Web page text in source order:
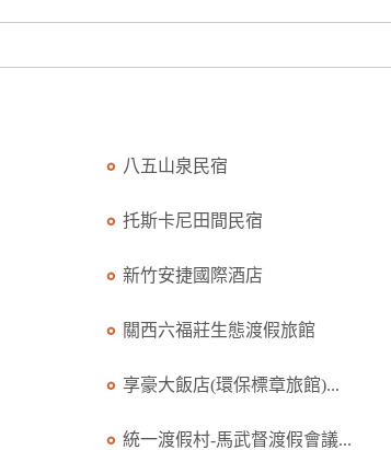
八五山泉民宿
托斯卡尼田間民宿
新竹安捷國際酒店
關西六福莊生態渡假旅館
享豪大飯店(環保標章旅館)...
統一渡假村-馬武督渡假會議...